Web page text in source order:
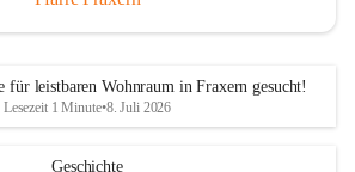
für leistbaren Wohnraum in Fraxern gesucht!
Lesezeit 1 Minute•8. Juli 2026
Geschichte